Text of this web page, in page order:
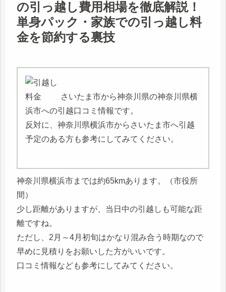
の引っ越し費用相場を徹底解説！
単身パック・家族での引っ越し料
金を節約する裏技
さいたま市から神奈川県の神奈川県横
浜市への引越口コミ情報です。
反対に、神奈川県横浜市からさいたま市へ引越
予定のある方も参考にしてみてください。
神奈川県横浜市までは約65kmあります。（市役所
間）
少し距離がありますが、当日中の引越しも可能な距
離ですね。
ただし、2月～4月初旬はかなり混み合う時期なので
早めに見積りをお願いした方がいいです。
口コミ情報なども参考にしてみてください。